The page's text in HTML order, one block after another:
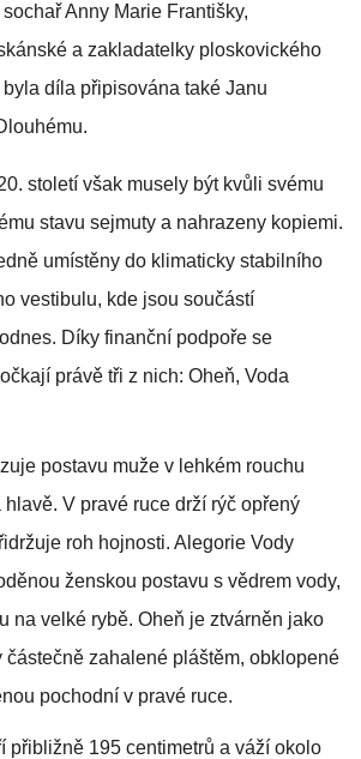
Anny Marie Františky,
a zakladatelky ploskovického
díla připisována také Janu
století však musely být kvůli svému
stavu sejmuty a nahrazeny kopiemi.
umístěny do klimaticky stabilního
vestibulu, kde jsou součástí
Díky finanční podpoře se
právě tři z nich: Oheň, Voda
postavu muže v lehkém rouchu
V pravé ruce drží rýč opřený
roh hojnosti. Alegorie Vody
ženskou postavu s vědrem vody,
na velké rybě. Oheň je ztvárněn jako
částečně zahalené pláštěm, obklopené
pochodní v pravé ruce.
přibližně 195 centimetrů a váží okolo